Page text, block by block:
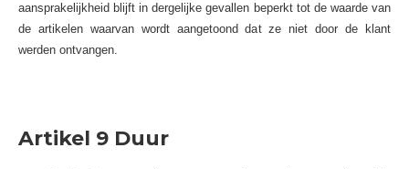
aansprakelijkheid blijft in dergelijke gevallen beperkt tot de waarde van
de artikelen waarvan wordt aangetoond dat ze niet door de klant
werden ontvangen.
Artikel 9 Duur